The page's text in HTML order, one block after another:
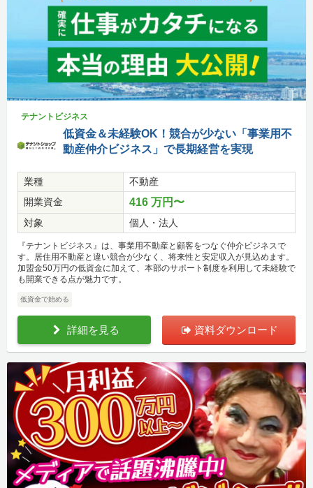
テナントビジネス
低資金＆未経験OK！競合が少ない「事業用不
動産仲介ビジネス」で長期経営を実現
業種
不動産
開業資金
416 万円〜
対象 個人・法人
『テナントビジネス』は、事業用不動産と顧客をつなぐ仲介ビジネスで
す。居住用不動産と違い競合が少なく、将来性と安定収入が見込めます。
加盟金50万円の低資金に加えて、本部のサポート制度を利用して未経験で
も開業できる点が魅力です。
低資金で始める
詳細を見る 資料ダウンロード